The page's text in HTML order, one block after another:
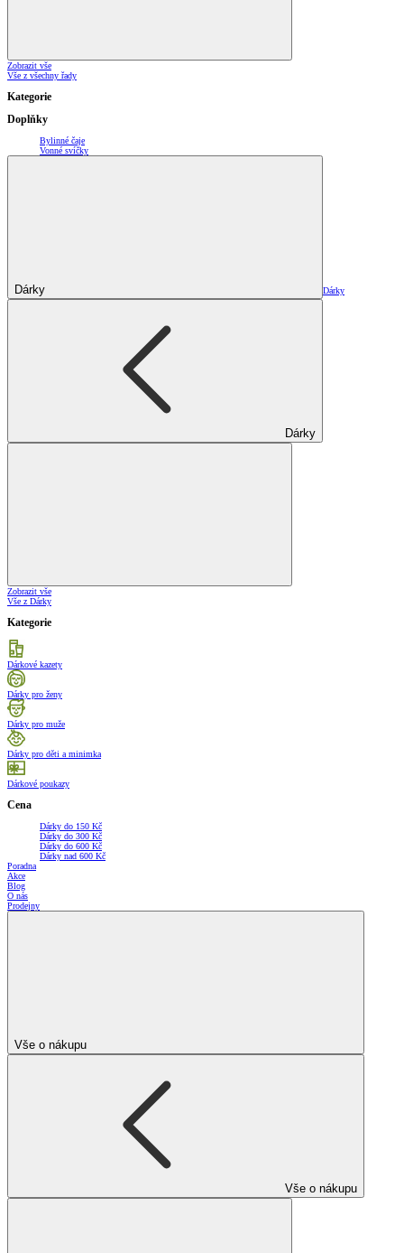
Zobrazit vše
Vše z všechny řady
Kategorie
Doplňky
Bylinné čaje
Vonné svíčky
Dárky Dárky
Dárky
Zobrazit vše
Vše z Dárky
Kategorie
Dárkové kazety
Dárky pro ženy
Dárky pro muže
Dárky pro děti a minimka
Dárkové poukazy
Cena
Dárky do 150 Kč
Dárky do 300 Kč
Dárky do 600 Kč
Dárky nad 600 Kč
Poradna
Akce
Blog
O nás
Prodejny
Vše o nákupu
Vše o nákupu